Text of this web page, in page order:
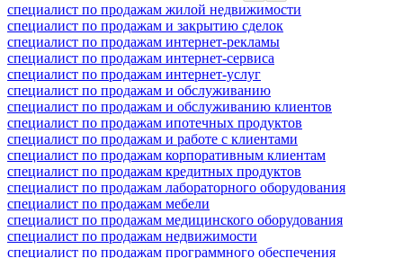
специалист по продажам жилой недвижимости
специалист по продажам и закрытию сделок
специалист по продажам интернет-рекламы
специалист по продажам интернет-сервиса
специалист по продажам интернет-услуг
специалист по продажам и обслуживанию
специалист по продажам и обслуживанию клиентов
специалист по продажам ипотечных продуктов
специалист по продажам и работе с клиентами
специалист по продажам корпоративным клиентам
специалист по продажам кредитных продуктов
специалист по продажам лабораторного оборудования
специалист по продажам мебели
специалист по продажам медицинского оборудования
специалист по продажам недвижимости
специалист по продажам программного обеспечения